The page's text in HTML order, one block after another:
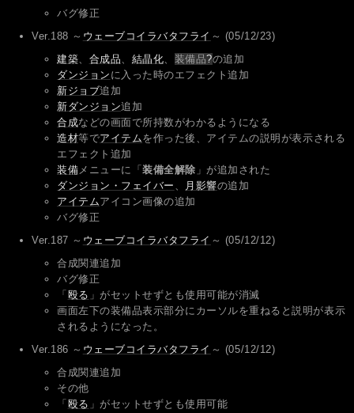
バグ修正
Ver.188 ～ ウェーブコイラバタフライ ～ (05/12/23)
建築
合成品 結晶化 装備品?の追加
ダンジョン に入った時のエフェクト追加
新ジョブ追加
新ダンジョン追加
合成などの画面で所持数がわかるようになる
造材等でアイテムを作った後、アイテムの説明が表示される
エフェクト追加
装備 メニューに「装備全解除 」が追加された
ダンジョン・フェイバー
月影響の追加
アイテムアイコン画像の追加
バグ修正
Ver.187 ～ ウェーブコイラバタフライ ～ (05/12/12)
合成関連追加
バグ修正
「 殴る 」がセットせずとも使用可能が消滅
画面左下の装備品表示部分にカーソルを重ねると説明が表示
されるようになった。
Ver.186 ～ ウェーブコイラバタフライ ～ (05/12/12)
合成関連追加
その他
「 殴る 」がセットせずとも使用可能